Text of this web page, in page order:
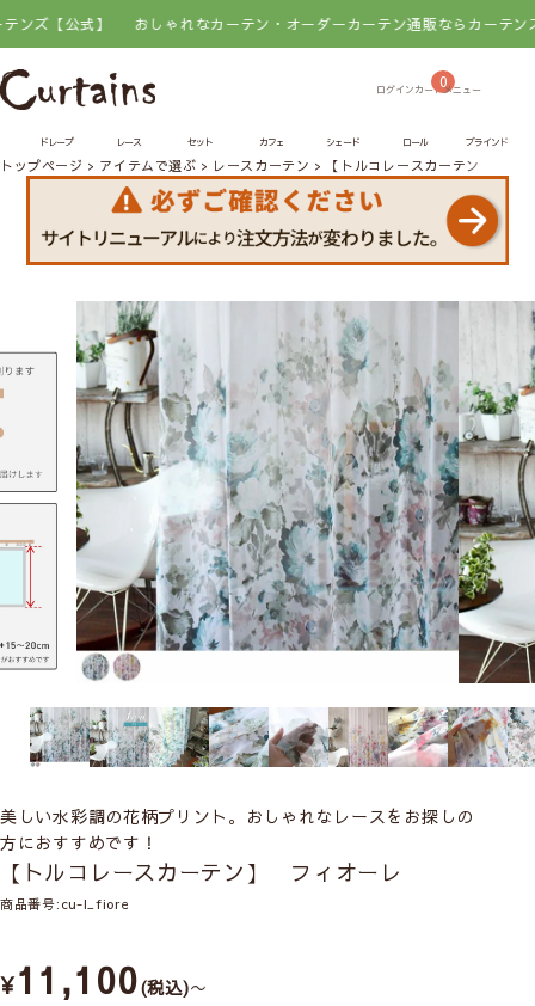
おしゃれなカーテン・オーダーカーテン通販ならカーテンズ【公式】
0
ドレープ レース セット カフェ シェード ロール ブラインド
トップページ アイテムで選ぶ レースカーテン 【トルコレースカーテン】 フ
美しい水彩調の花柄プリント。おしゃれなレースをお探しの
方におすすめです！
【トルコレースカーテン】 フィオーレ
商品番号 cu-l_fiore
¥11,100 税込 〜